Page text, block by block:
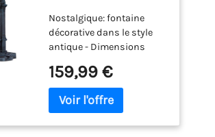
antiquités
aluminium jardin
robinet HxlxP: 83 x
39 x 33 cm, gris
Nostalgique: fontaine
décorative dans le style
antique - Dimensions
cm Pour extérieur : idéal
pour jardin et terrasse - En
fonte d’aluminium laquée
159,99 €